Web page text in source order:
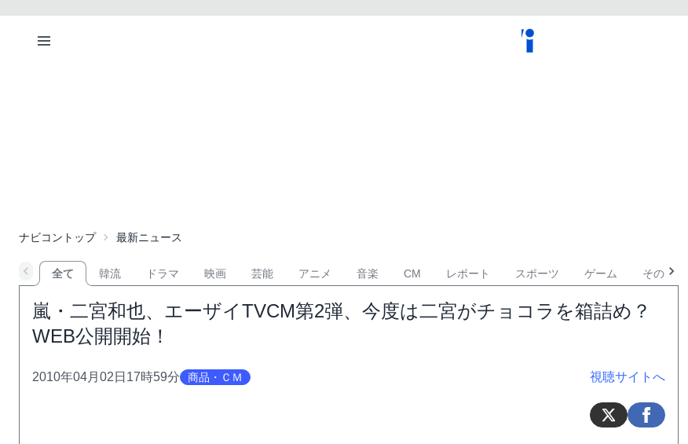
ナビコントップ 最新ニュース
全て 韓流 ドラマ 映画 芸能 アニメ 音楽 CM レポート スポーツ ゲーム その他
嵐・二宮和也、エーザイTVCM第2弾、今度は二宮がチョコラを箱詰め？
WEB公開開始！
2010年04月02日17時59分 商品・ＣＭ 視聴サイトへ